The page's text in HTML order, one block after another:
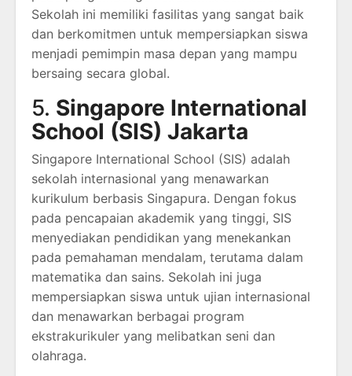
Sekolah ini memiliki fasilitas yang sangat baik
dan berkomitmen untuk mempersiapkan siswa
menjadi pemimpin masa depan yang mampu
bersaing secara global.
5. Singapore International
School (SIS) Jakarta
Singapore International School (SIS) adalah
sekolah internasional yang menawarkan
kurikulum berbasis Singapura. Dengan fokus
pada pencapaian akademik yang tinggi, SIS
menyediakan pendidikan yang menekankan
pada pemahaman mendalam, terutama dalam
matematika dan sains. Sekolah ini juga
mempersiapkan siswa untuk ujian internasional
dan menawarkan berbagai program
ekstrakurikuler yang melibatkan seni dan
olahraga.